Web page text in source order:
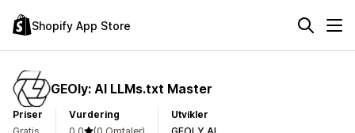
Shopify App Store
GEOly: AI LLMs.txt Master
Priser
Vurdering
Utvikler